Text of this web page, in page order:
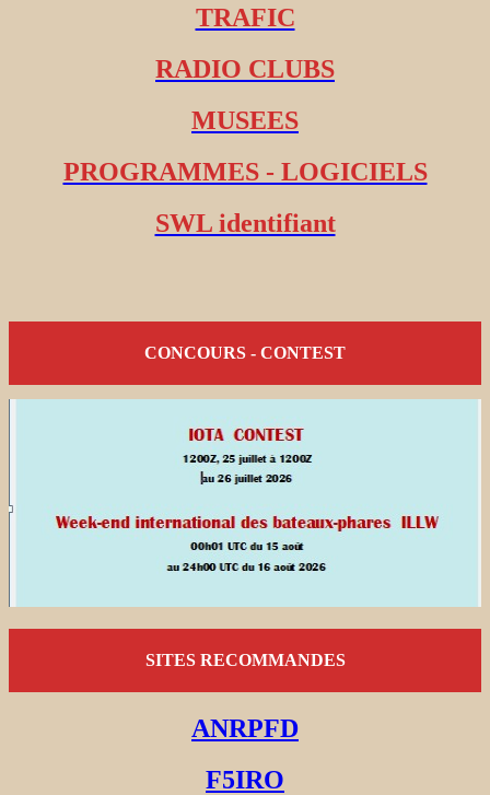
TRAFIC
RADIO CLUBS
MUSEES
PROGRAMMES - LOGICIELS
SWL identifiant
CONCOURS - CONTEST
SITES RECOMMANDES
ANRPFD
F5IRO